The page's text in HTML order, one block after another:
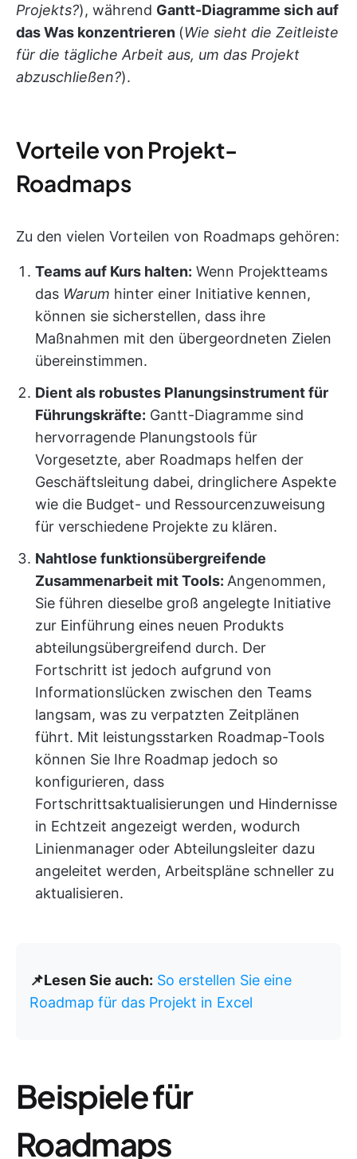
Projekts?), während Gantt-Diagramme sich auf
das Was konzentrieren (Wie sieht die Zeitleiste
für die tägliche Arbeit aus, um das Projekt
abzuschließen?).
Vorteile von Projekt-
Roadmaps
Zu den vielen Vorteilen von Roadmaps gehören:
Teams auf Kurs halten: Wenn Projektteams
das Warum hinter einer Initiative kennen,
können sie sicherstellen, dass ihre
Maßnahmen mit den übergeordneten Zielen
übereinstimmen.
Dient als robustes Planungsinstrument für
Führungskräfte: Gantt-Diagramme sind
hervorragende Planungstools für
Vorgesetzte, aber Roadmaps helfen der
Geschäftsleitung dabei, dringlichere Aspekte
wie die Budget- und Ressourcenzuweisung
für verschiedene Projekte zu klären.
Nahtlose funktionsübergreifende
Zusammenarbeit mit Tools: Angenommen,
Sie führen dieselbe groß angelegte Initiative
zur Einführung eines neuen Produkts
abteilungsübergreifend durch. Der
Fortschritt ist jedoch aufgrund von
Informationslücken zwischen den Teams
langsam, was zu verpatzten Zeitplänen
führt. Mit leistungsstarken Roadmap-Tools
können Sie Ihre Roadmap jedoch so
konfigurieren, dass
Fortschrittsaktualisierungen und Hindernisse
in Echtzeit angezeigt werden, wodurch
Linienmanager oder Abteilungsleiter dazu
angeleitet werden, Arbeitspläne schneller zu
aktualisieren.
📌Lesen Sie auch: So erstellen Sie eine
Roadmap für das Projekt in Excel
Beispiele für
Roadmaps